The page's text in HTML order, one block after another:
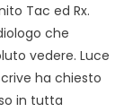
Tac ed Rx.
che
vedere. Luce
ha chiesto
in tutta